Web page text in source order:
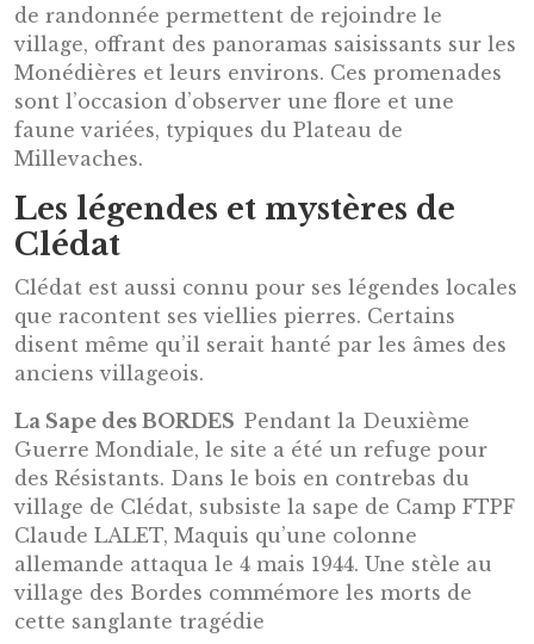
de randonnée permettent de rejoindre le
village, offrant des panoramas saisissants sur les
Monédières et leurs environs. Ces promenades
sont l’occasion d’observer une flore et une
faune variées, typiques du Plateau de
Millevaches.
Les légendes et mystères de
Clédat
Clédat est aussi connu pour ses légendes locales
que racontent ses viellies pierres. Certains
disent même qu’il serait hanté par les âmes des
anciens villageois.
La Sape des BORDES Pendant la Deuxième
Guerre Mondiale, le site a été un refuge pour
des Résistants. Dans le bois en contrebas du
village de Clédat, subsiste la sape de Camp FTPF
Claude LALET, Maquis qu’une colonne
allemande attaqua le 4 mais 1944. Une stèle au
village des Bordes commémore les morts de
cette sanglante tragédie